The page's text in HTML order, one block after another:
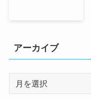
アーカイブ